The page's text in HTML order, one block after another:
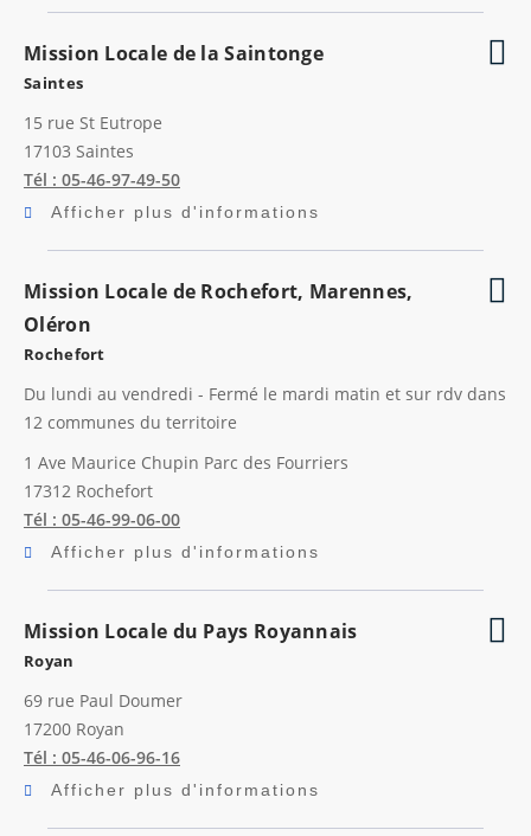
Mission Locale de la Saintonge
Saintes
15 rue St Eutrope
17103 Saintes
Tél : 05-46-97-49-50
Afficher plus d'informations
Mission Locale de Rochefort, Marennes,
Oléron
Rochefort
Du lundi au vendredi - Fermé le mardi matin et sur rdv dans
12 communes du territoire
1 Ave Maurice Chupin Parc des Fourriers
17312 Rochefort
Tél : 05-46-99-06-00
Afficher plus d'informations
Mission Locale du Pays Royannais
Royan
69 rue Paul Doumer
17200 Royan
Tél : 05-46-06-96-16
Afficher plus d'informations